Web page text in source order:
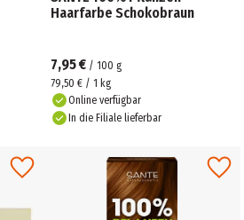
Haarfarbe Schokobraun
7,95 € / 100 g
79,50 € / 1 kg
Online verfügbar
In die Filiale lieferbar